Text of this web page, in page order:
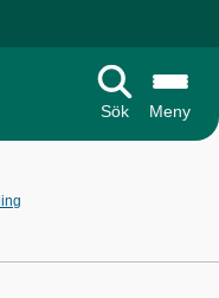
Sök
Meny